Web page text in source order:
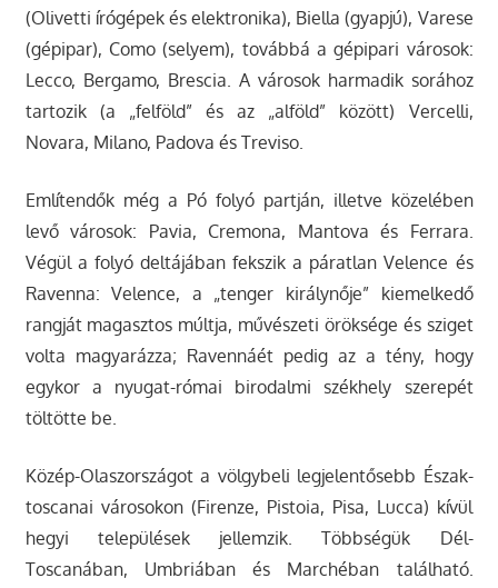
(Olivetti írógépek és elektronika), Biella (gyapjú), Varese
(gépipar), Como (selyem), továbbá a gépipari városok:
Lecco, Bergamo, Brescia. A városok harmadik sorához
tartozik (a „felföld” és az „alföld” között) Vercelli,
Novara, Milano, Padova és Treviso.
Említendők még a Pó folyó partján, illetve közelében
levő városok: Pavia, Cremona, Mantova és Ferrara.
Végül a folyó deltájában fekszik a páratlan Velence és
Ravenna: Velence, a „tenger királynője” kiemelkedő
rangját magasztos múltja, művészeti öröksége és sziget
volta magyarázza; Ravennáét pedig az a tény, hogy
egykor a nyugat-római birodalmi székhely szerepét
töltötte be.
Közép-Olaszországot a völgybeli legjelentősebb Észak-
toscanai városokon (Firenze, Pistoia, Pisa, Lucca) kívül
hegyi települések jellemzik. Többségük Dél-
Toscanában, Umbriában és Marchéban található.